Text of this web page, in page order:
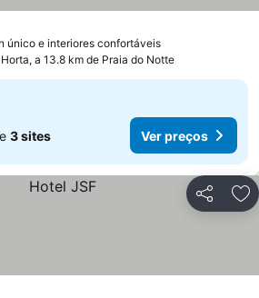
único e interiores confortáveis
Horta, a 13.8 km de Praia do Notte
3 sites Ver preços
Partilhar